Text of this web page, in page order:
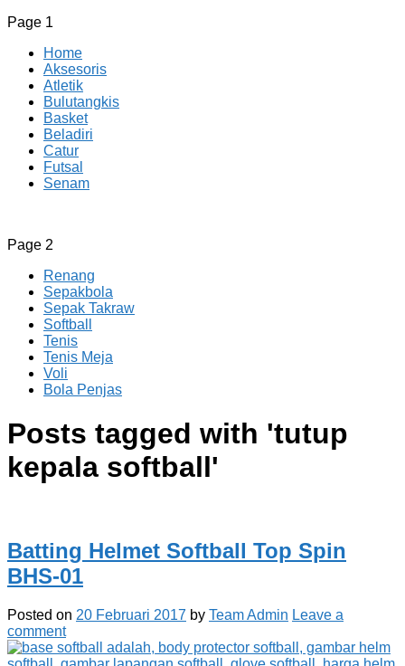
Page 1
Home
Aksesoris
Atletik
Bulutangkis
Basket
Beladiri
Catur
Futsal
Senam
CV JAYA BERSAMA Co Id
Menyediakan Semua Perlengkapan Olahraga Yang
Page 2
Renang
Sepakbola
Sepak Takraw
Softball
Tenis
Tenis Meja
Voli
Bola Penjas
Posts tagged with 'tutup
kepala softball'
Batting Helmet Softball Top Spin
BHS-01
Posted on 20 Februari 2017 by Team Admin Leave a
comment